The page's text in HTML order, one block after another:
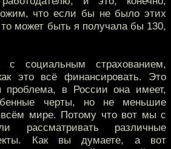
что если бы не было этих
может быть я получала бы 130,
социальным страхованием,
это всё финансировать. Это
проблема, в России она имеет,
черты, но не меньшие
всём мире. Потому что вот мы с
рассматривать различные
Как вы думаете, а вот